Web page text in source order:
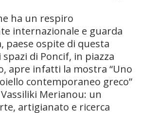
ha un respiro
internazionale e guarda
paese ospite di questa
di Poncif, in piazza
apre infatti la mostra “Uno
contemporaneo greco”
Merianou: un
artigianato e ricerca